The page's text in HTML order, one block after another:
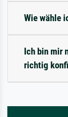
Wie wähle
Ich bin mir
richtig